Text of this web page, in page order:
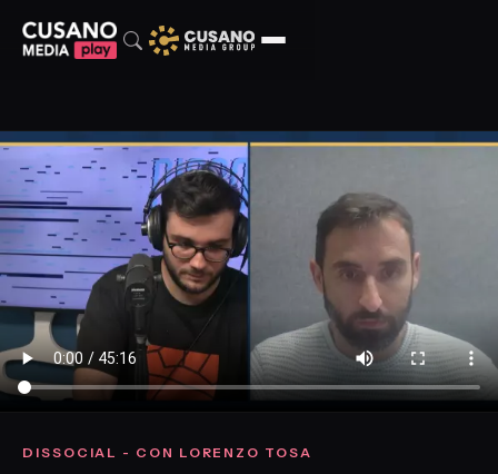
DISSOCIAL - CON LORENZO TOSA